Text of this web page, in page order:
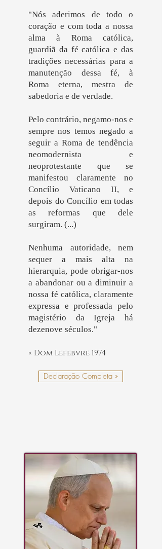
"Nós aderimos de todo o
coração e com toda a nossa
alma à Roma católica,
guardiã da fé católica e das
tradições necessárias para a
manutenção dessa fé, à
Roma eterna, mestra de
sabedoria e de verdade.
Pelo contrário, negamo-nos e
sempre nos temos negado a
seguir a Roma de tendência
neomodernista e
neoprotestante que se
manifestou claramente no
Concílio Vaticano II, e
depois do Concílio em todas
as reformas que dele
surgiram. (...)
Nenhuma autoridade, nem
sequer a mais alta na
hierarquia, pode obrigar-nos
a abandonar ou a diminuir a
nossa fé católica, claramente
expressa e professada pelo
magistério da Igreja há
dezenove séculos."
« Dom Lefebvre 1974
Declaração Completa »